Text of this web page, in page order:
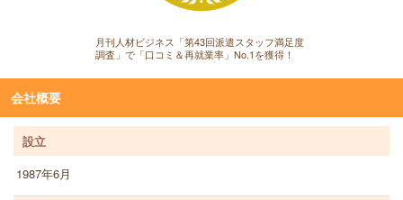
月刊人材ビジネス「第43回派遣スタッフ満足度
調査」で「口コミ＆再就業率」No.1を獲得！
会社概要
設立
1987年6月